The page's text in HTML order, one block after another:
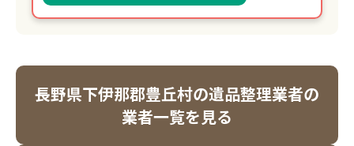
長野県下伊那郡豊丘村の遺品整理業者の
業者一覧を見る